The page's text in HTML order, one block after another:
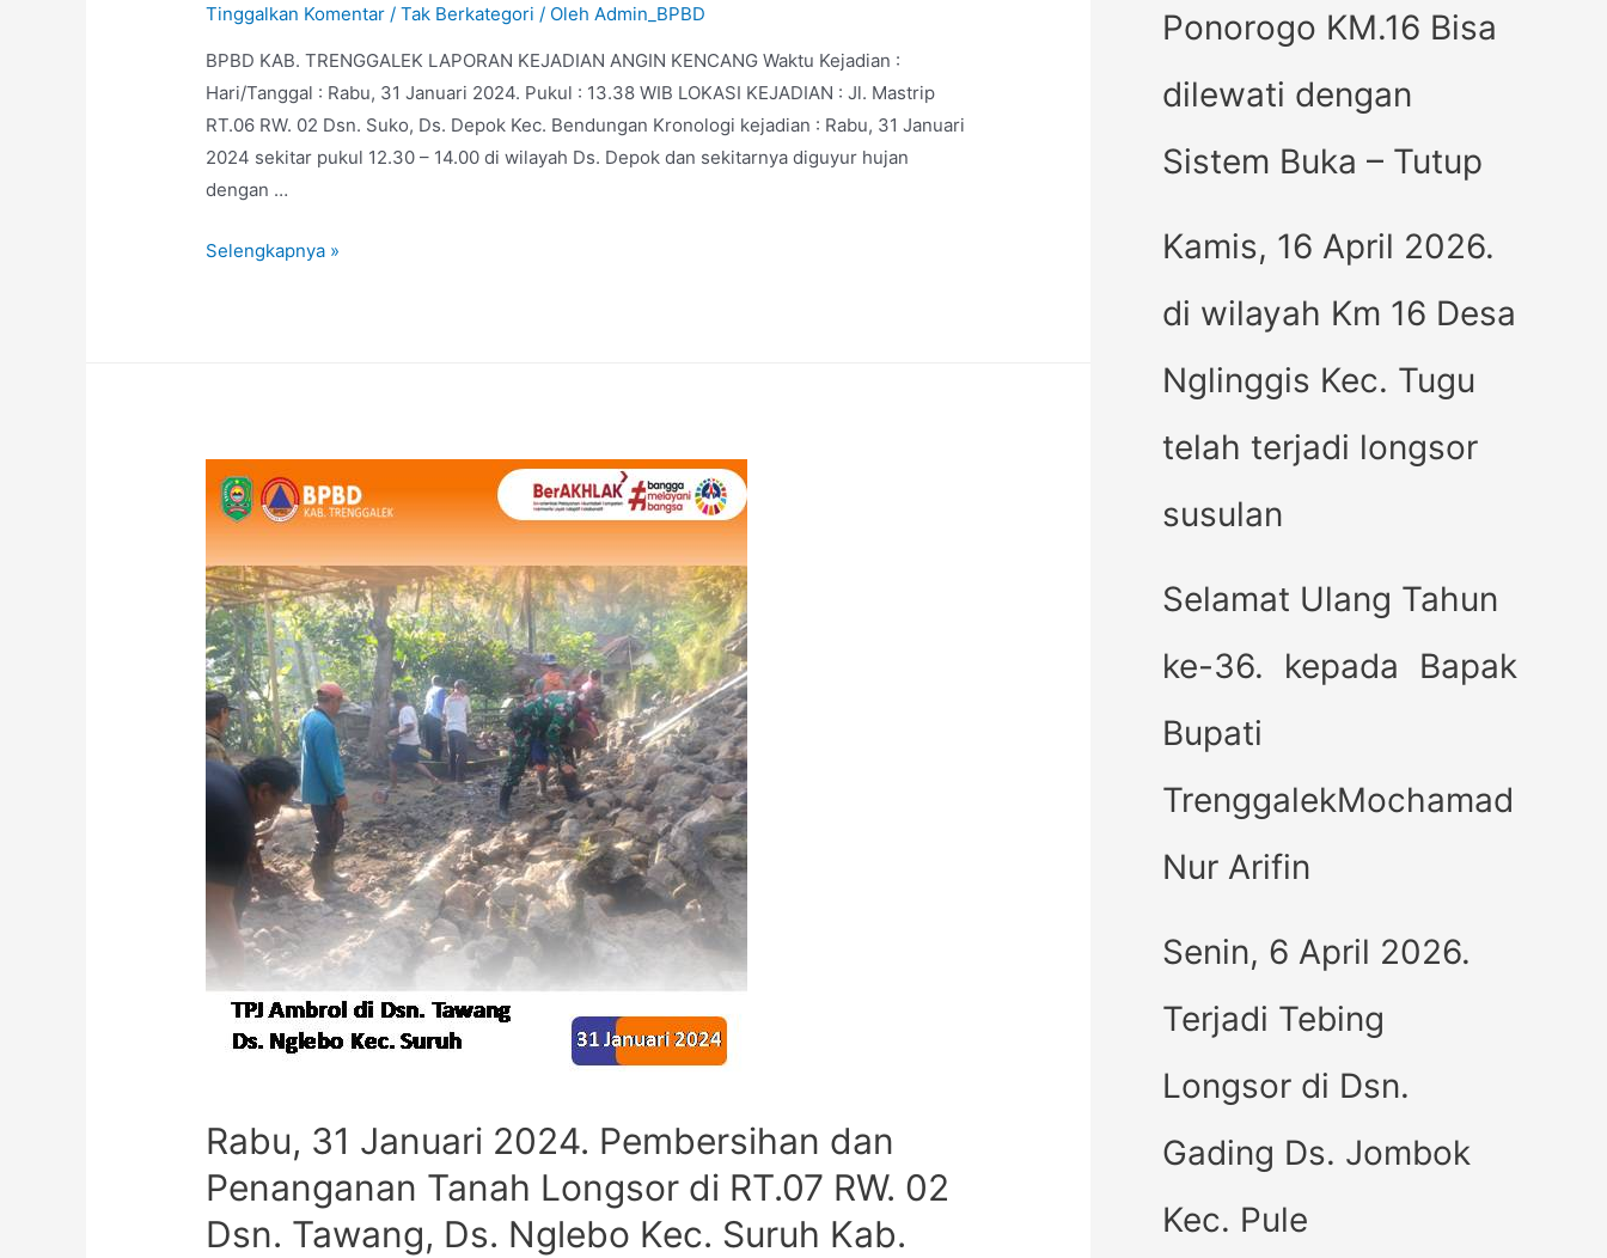
Tinggalkan Komentar /Tak Berkategori / Oleh Admin_BPBD
BPBD KAB. TRENGGALEK LAPORAN KEJADIAN ANGIN KENCANG Waktu Kejadian :
Hari/Tanggal : Rabu, 31 Januari 2024. Pukul : 13.38 WIB LOKASI KEJADIAN : Jl. Mastrip
RT.06 RW. 02 Dsn. Suko, Ds. Depok Kec. Bendungan Kronologi kejadian : Rabu, 31 Januari
2024 sekitar pukul 12.30 – 14.00 di wilayah Ds. Depok dan sekitarnya diguyur hujan
dengan …
Selengkapnya »
Rabu, 31 Januari 2024. Pembersihan dan
Penanganan Tanah Longsor di RT.07 RW. 02
Dsn. Tawang, Ds. Nglebo Kec. Suruh Kab.
Ponorogo KM.16 Bisa
dilewati dengan
Sistem Buka – Tutup
Kamis, 16 April 2026.
di wilayah Km 16 Desa
Nglinggis Kec. Tugu
telah terjadi longsor
susulan
Selamat Ulang Tahun
ke-36. kepada Bapak
Bupati
TrenggalekMochamad
Nur Arifin
Senin, 6 April 2026.
Terjadi Tebing
Longsor di Dsn.
Gading Ds. Jombok
Kec. Pule